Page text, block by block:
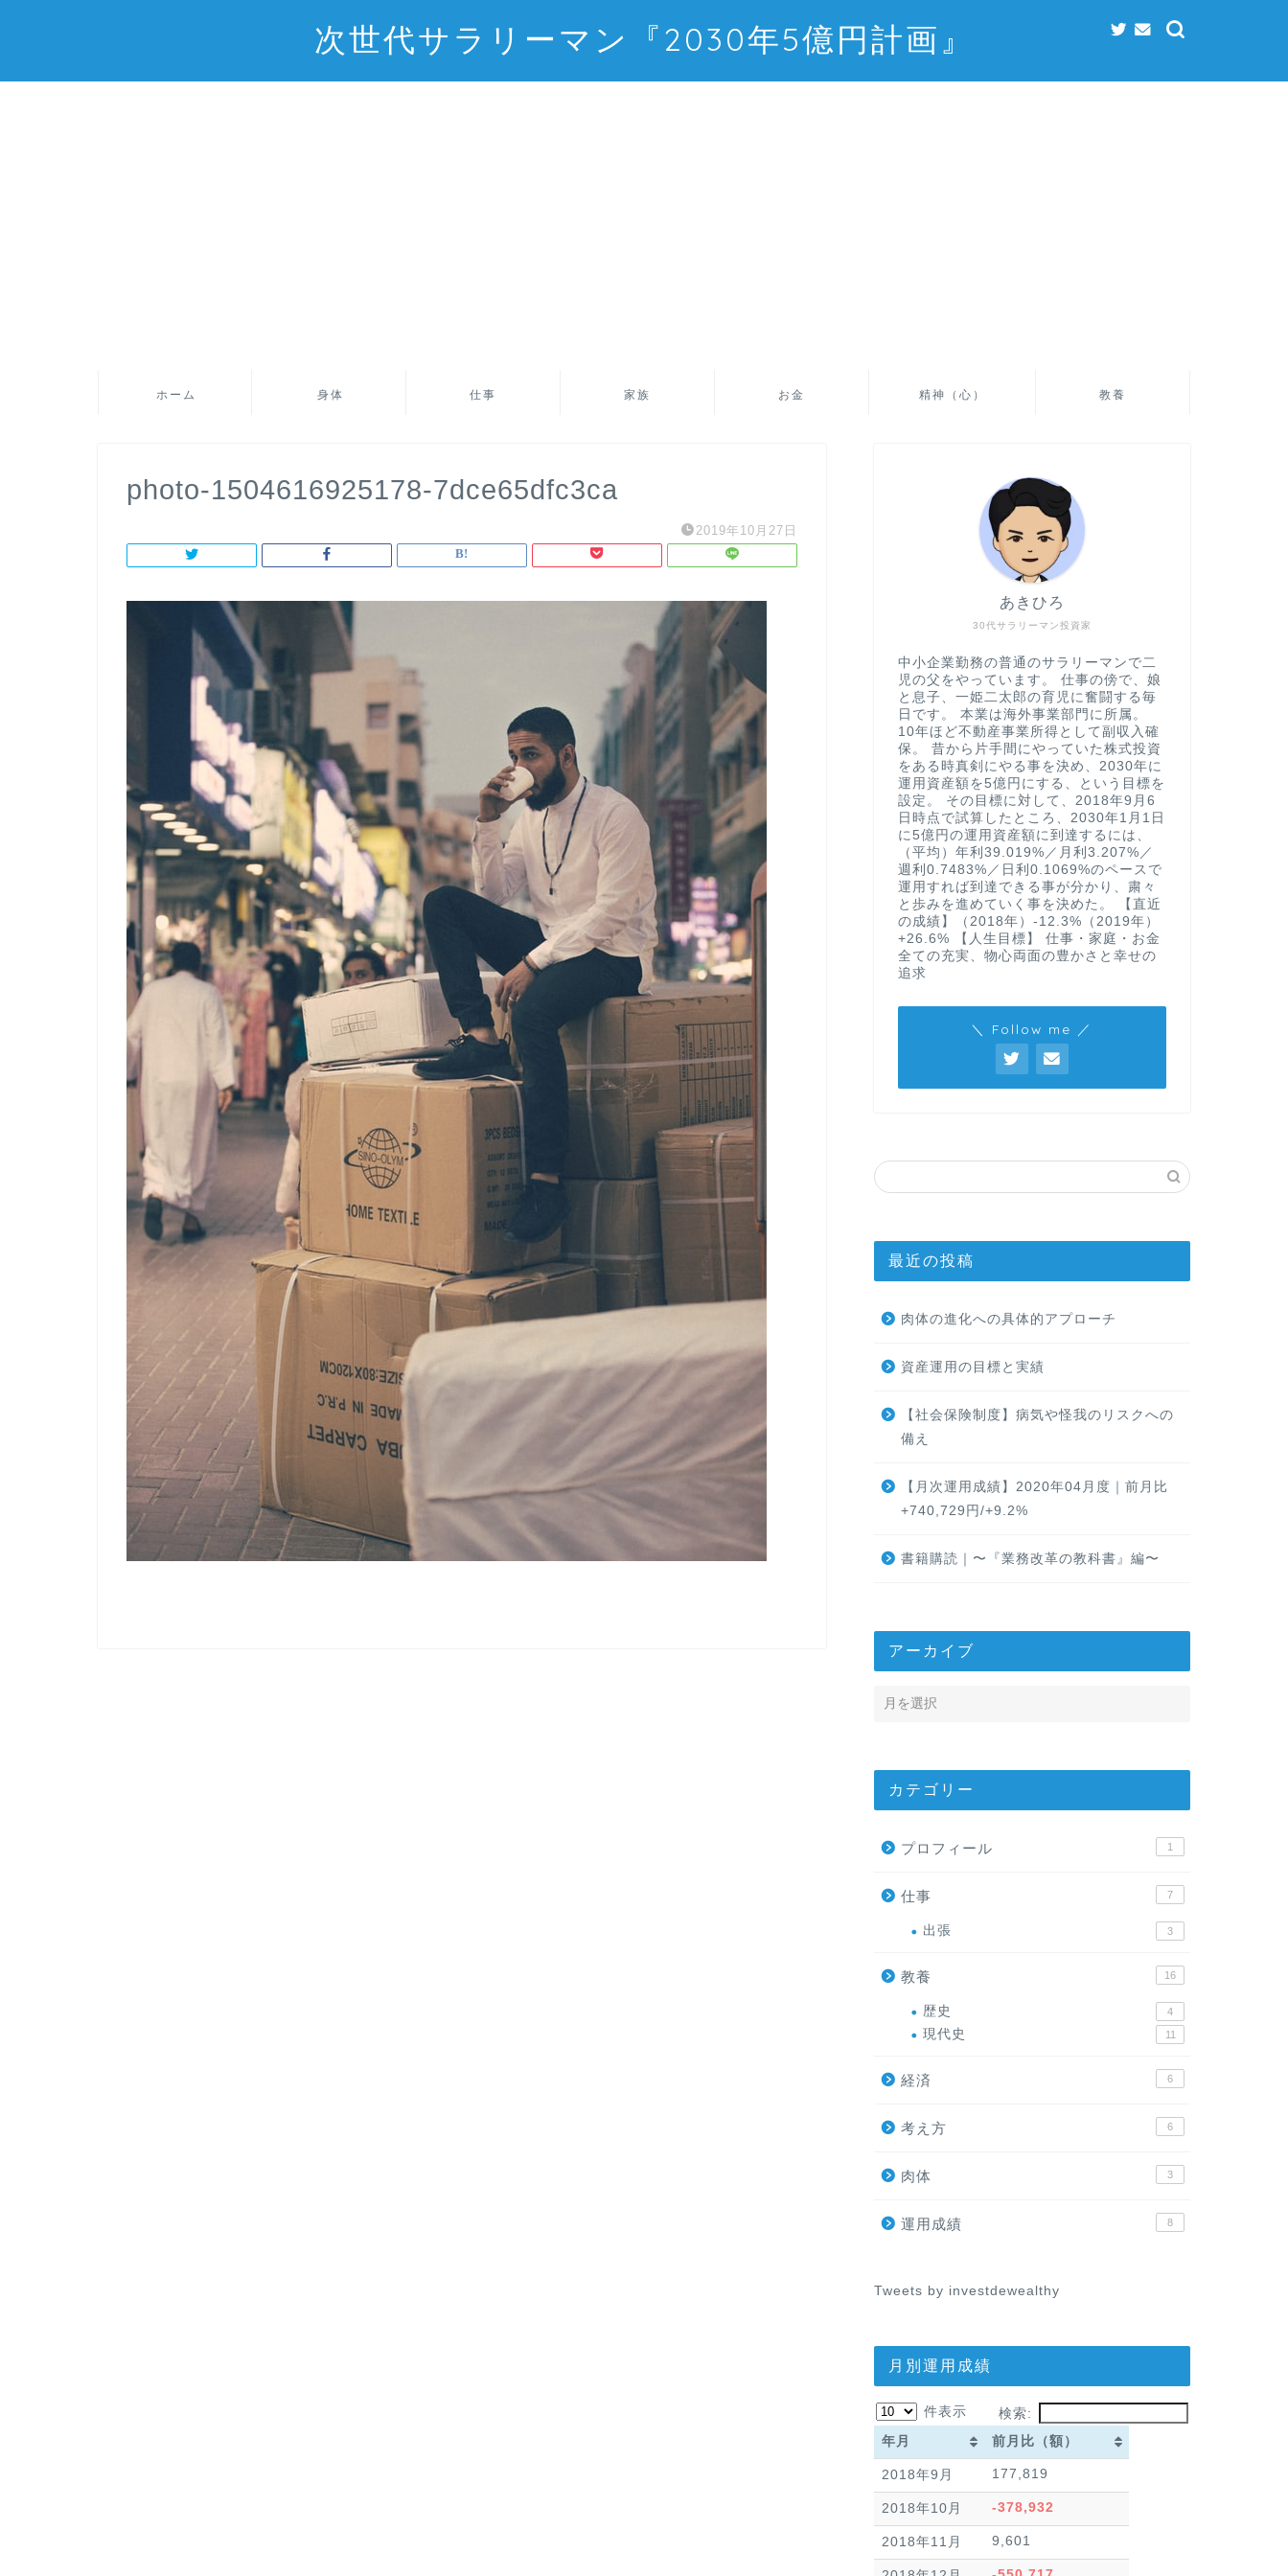
次世代サラリーマン『2030年5億円計画』
ホーム 身体 仕事 家族 お金 精神（心） 教養
photo-1504616925178-7dce65dfc3ca
2019年10月27日
30代サラリーマン投資家
あきひろ
中小企業勤務の普通のサラリーマンで二
児の父をやっています。 仕事の傍で、娘
と息子、一姫二太郎の育児に奮闘する毎
日です。 本業は海外事業部門に所属。
10年ほど不動産事業所得として副収入確
保。 昔から片手間にやっていた株式投資
をある時真剣にやる事を決め、2030年に
運用資産額を5億円にする、という目標を
設定。 その目標に対して、2018年9月6
日時点で試算したところ、2030年1月1日
に5億円の運用資産額に到達するには、
（平均）年利39.019%／月利3.207%／
週利0.7483%／日利0.1069%のペースで
運用すれば到達できる事が分かり、粛々
と歩みを進めていく事を決めた。 【直近
の成績】（2018年）-12.3%（2019年）
+26.6% 【人生目標】 仕事・家庭・お金
全ての充実、物心両面の豊かさと幸せの
追求
＼ Follow me ／
最近の投稿
肉体の進化への具体的アプローチ
資産運用の目標と実績
【社会保険制度】病気や怪我のリスクへの
備え
【月次運用成績】2020年04月度｜前月比
+740,729円/+9.2%
書籍購読｜〜『業務改革の教科書』編〜
アーカイブ
カテゴリー
プロフィール 1
仕事 7
出張 3
教養 16
歴史 4
現代史 11
経済 6
考え方 6
肉体 3
運用成績 8
Tweets by investdewealthy
月別運用成績
件表示
検索:
年月
前月比（額）
年月
前月比（額）
2018年9月 177,819
2018年10月 -378,932
2018年11月 9,601